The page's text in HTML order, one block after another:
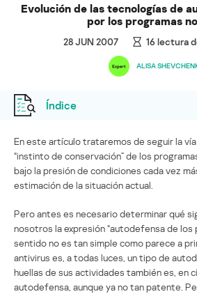
Evolución de las tecnologías de
por los programas
28 JUN 2007 16 lectura
ALISA
Índice
En este artículo trataremos de seguir la
“instinto de conservación” de los
bajo la presión de condiciones cada vez
estimación de la situación actual.
Pero antes es necesario determinar qué
nosotros la expresión “autodefensa de los
sentido no es tan simple como parece a
antivirus es, a todas luces, un tipo de
huellas de sus actividades también es, en
autodefensa, aunque ya no tan patente.